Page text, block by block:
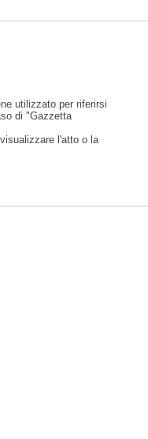
utilizzato per riferirsi
di "Gazzetta
l'atto o la